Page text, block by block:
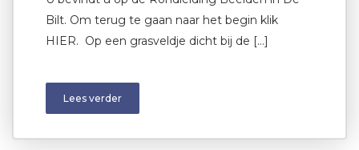
Bilt. Om terug te gaan naar het begin klik
HIER. Op een grasveldje dicht bij de […]
Lees verder